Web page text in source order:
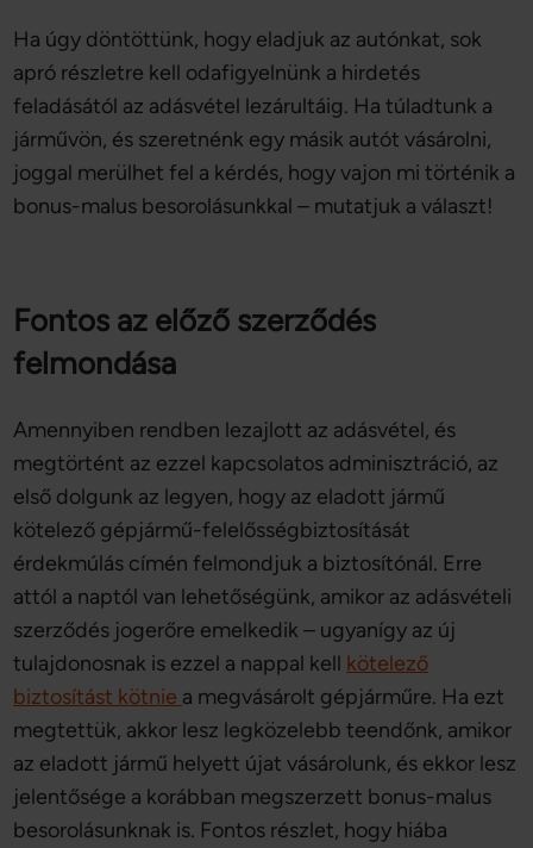
Ha úgy döntöttünk, hogy eladjuk az autónkat, sok
apró részletre kell odafigyelnünk a hirdetés
feladásától az adásvétel lezárultáig. Ha túladtunk a
járművön, és szeretnénk egy másik autót vásárolni,
joggal merülhet fel a kérdés, hogy vajon mi történik a
bonus-malus besorolásunkkal – mutatjuk a választ!
Fontos az előző szerződés
felmondása
Amennyiben rendben lezajlott az adásvétel, és
megtörtént az ezzel kapcsolatos adminisztráció, az
első dolgunk az legyen, hogy az eladott jármű
kötelező gépjármű-felelősségbiztosítását
érdekmúlás címén felmondjuk a biztosítónál. Erre
attól a naptól van lehetőségünk, amikor az adásvételi
szerződés jogerőre emelkedik – ugyanígy az új
tulajdonosnak is ezzel a nappal kell kötelező
biztosítást kötnie a megvásárolt gépjárműre. Ha ezt
megtettük, akkor lesz legközelebb teendőnk, amikor
az eladott jármű helyett újat vásárolunk, és ekkor lesz
jelentősége a korábban megszerzett bonus-malus
besorolásunknak is. Fontos részlet, hogy hiába